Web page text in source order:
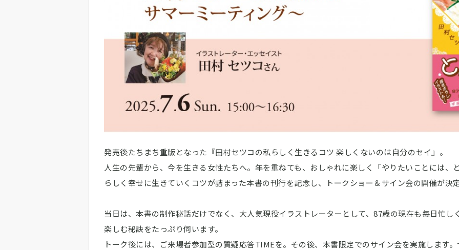
発売後たちまち重版となった『田村セツコの私らしく生きるコツ 楽しくないのは自分のセイ』。
人生の先輩から、今を生きる女性たちへ。年を重ねても、おしゃれに楽しく「やりたいことには、
らしく幸せに生きていくコツが詰まった本書の刊行を記念し、トークショー＆サイン会の開催が決
当日は、本書の制作秘話だけでなく、大人気現役イラストレーターとして、87歳の現在も毎日忙し
楽しむ秘訣をたっぷり伺います。
トーク後には、ご来場者参加型の質疑応答TIMEを。その後、本書限定でのサイン会を実施します